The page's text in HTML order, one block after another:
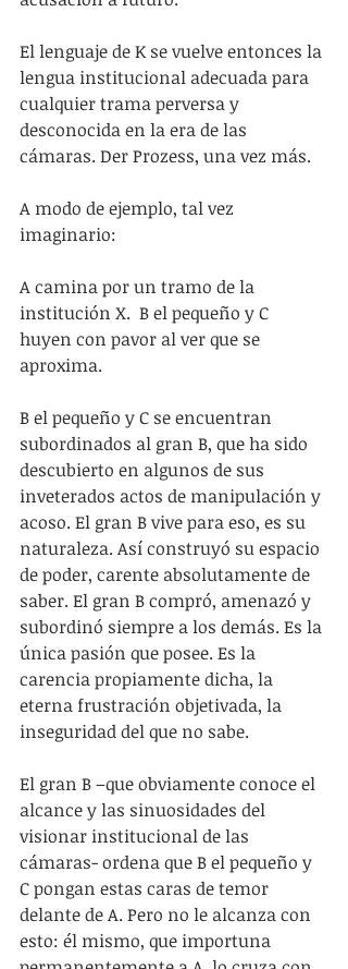
El lenguaje de K se vuelve entonces la
lengua institucional adecuada para
cualquier trama perversa y
desconocida en la era de las
cámaras. Der Prozess, una vez más.
A modo de ejemplo, tal vez
imaginario:
A camina por un tramo de la
institución X.  B el pequeño y C
huyen con pavor al ver que se
aproxima.
B el pequeño y C se encuentran
subordinados al gran B, que ha sido
descubierto en algunos de sus
inveterados actos de manipulación y
acoso. El gran B vive para eso, es su
naturaleza. Así construyó su espacio
de poder, carente absolutamente de
saber. El gran B compró, amenazó y
subordinó siempre a los demás. Es la
única pasión que posee. Es la
carencia propiamente dicha, la
eterna frustración objetivada, la
inseguridad del que no sabe.
El gran B –que obviamente conoce el
alcance y las sinuosidades del
visionar institucional de las
cámaras- ordena que B el pequeño y
C pongan estas caras de temor
delante de A. Pero no le alcanza con
esto: él mismo, que importuna